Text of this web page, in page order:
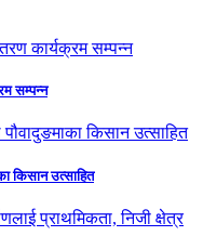
सम्पन्न
किसान उत्साहित